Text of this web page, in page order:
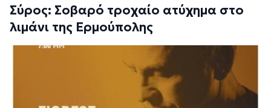
Σύρος: Σοβαρό τροχαίο ατύχημα στο
λιμάνι της Ερμούπολης